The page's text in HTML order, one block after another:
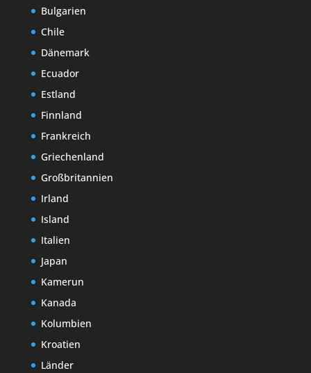
Bulgarien
Chile
Dänemark
Ecuador
Estland
Finnland
Frankreich
Griechenland
Großbritannien
Irland
Island
Italien
Japan
Kamerun
Kanada
Kolumbien
Kroatien
Länder